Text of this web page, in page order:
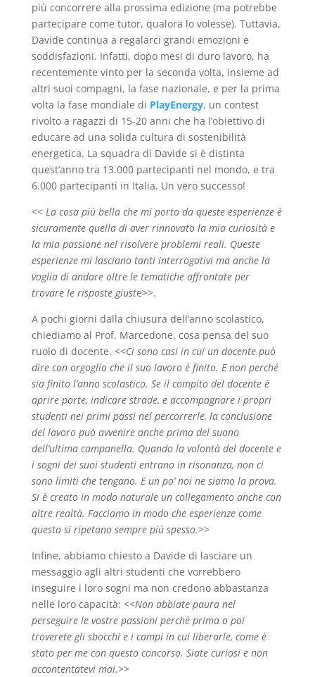
più concorrere alla prossima edizione (ma potrebbe
partecipare come tutor, qualora lo volesse). Tuttavia,
Davide continua a regalarci grandi emozioni e
soddisfazioni. Infatti, dopo mesi di duro lavoro, ha
recentemente vinto per la seconda volta, insieme ad
altri suoi compagni, la fase nazionale, e per la prima
volta la fase mondiale di PlayEnergy, un contest
rivolto a ragazzi di 15-20 anni che ha l’obiettivo di
educare ad una solida cultura di sostenibilità
energetica. La squadra di Davide si è distinta
quest’anno tra 13.000 partecipanti nel mondo, e tra
6.000 partecipanti in Italia. Un vero successo!
<<La cosa più bella che mi porto da queste esperienze è
sicuramente quella di aver rinnovato la mia curiosità e
la mia passione nel risolvere problemi reali. Queste
esperienze mi lasciano tanti interrogativi ma anche la
voglia di andare oltre le tematiche affrontate per
trovare le risposte giuste>>.
A pochi giorni dalla chiusura dell’anno scolastico,
chiediamo al Prof. Marcedone, cosa pensa del suo
ruolo di docente. <<Ci sono casi in cui un docente può
dire con orgoglio che il suo lavoro è finito. E non perché
sia finito l’anno scolastico. Se il compito del docente è
aprire porte, indicare strade, e accompagnare i propri
studenti nei primi passi nel percorrerle, la conclusione
del lavoro può avvenire anche prima del suono
dell’ultima campanella. Quando la volontà del docente e
i sogni dei suoi studenti entrano in risonanza, non ci
sono limiti che tengano. E un po’ noi ne siamo la prova.
Si è creato in modo naturale un collegamento anche con
altre realtà. Facciamo in modo che esperienze come
questa si ripetano sempre più spesso.>>
Infine, abbiamo chiesto a Davide di lasciare un
messaggio agli altri studenti che vorrebbero
inseguire i loro sogni ma non credono abbastanza
nelle loro capacità: <<Non abbiate paura nel
perseguire le vostre passioni perchè prima o poi
troverete gli sbocchi e i campi in cui liberarle, come è
stato per me con questo concorso. Siate curiosi e non
accontentatevi mai.>>